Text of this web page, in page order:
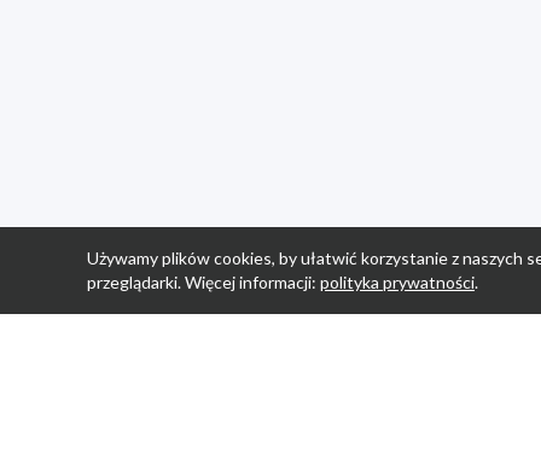
Używamy plików cookies, by ułatwić korzystanie z naszych
przeglądarki. Więcej informacji: polityka prywatności.